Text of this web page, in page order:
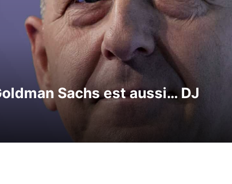
Sachs est aussi… DJ